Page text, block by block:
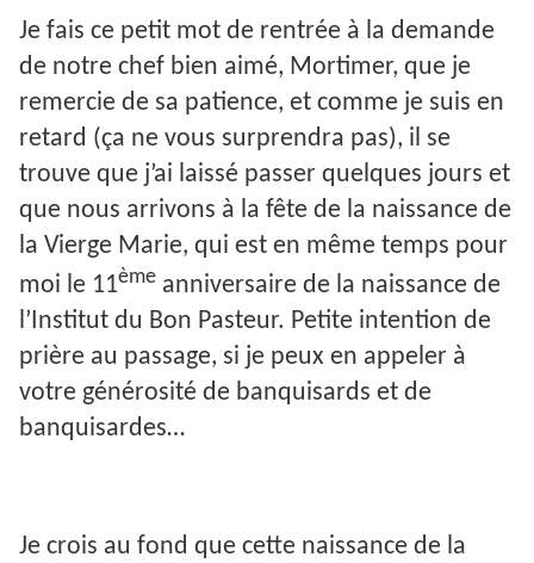
Je fais ce petit mot de rentrée à la demande
de notre chef bien aimé, Mortimer, que je
remercie de sa patience, et comme je suis en
retard (ça ne vous surprendra pas), il se
trouve que j’ai laissé passer quelques jours et
que nous arrivons à la fête de la naissance de
la Vierge Marie, qui est en même temps pour
moi le 11ème anniversaire de la naissance de
l’Institut du Bon Pasteur. Petite intention de
prière au passage, si je peux en appeler à
votre générosité de banquisards et de
banquisardes…
Je crois au fond que cette naissance de la